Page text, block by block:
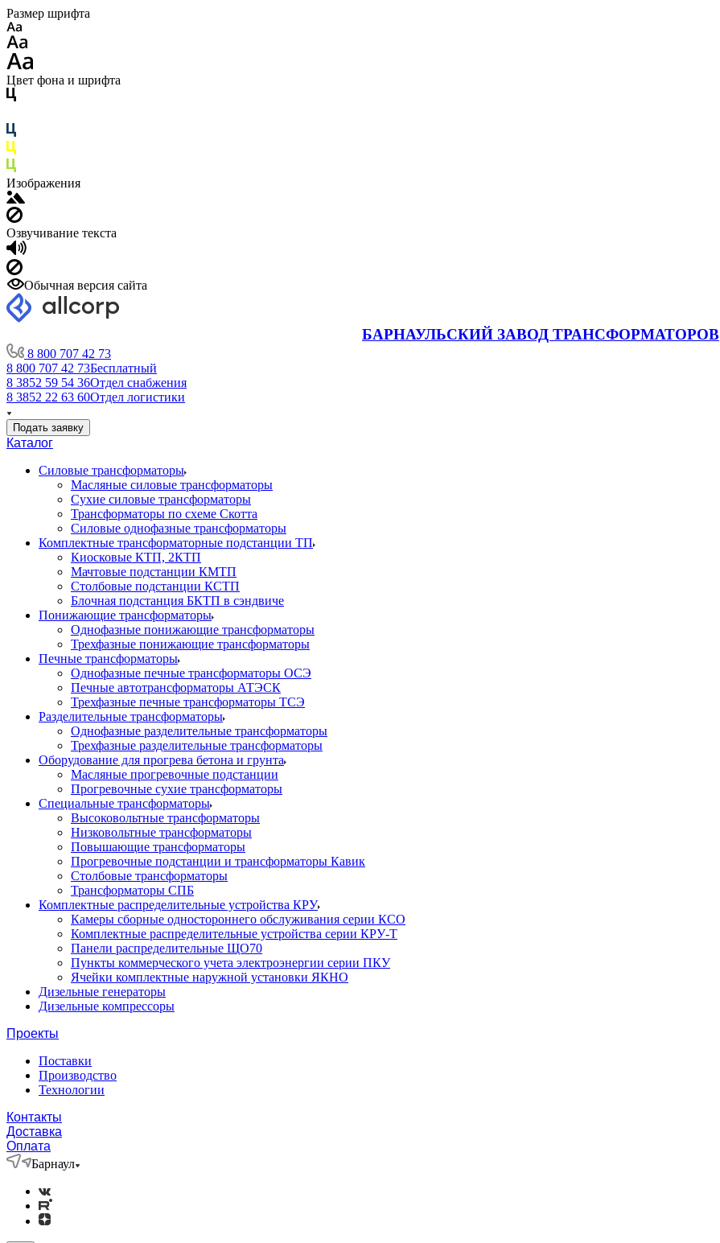
Размер шрифта
Цвет фона и шрифта
Изображения
Озвучивание текста
Обычная версия сайта
БАРНАУЛЬСКИЙ ЗАВОД ТРАНСФОРМАТОРОВ
8 800 707 42 73
8 800 707 42 73Бесплатный
8 3852 59 54 36Отдел снабжения
8 3852 22 63 60Отдел логистики
Подать заявку
Каталог
Силовые трансформаторы
Масляные силовые трансформаторы
Сухие силовые трансформаторы
Трансформаторы по схеме Скотта
Силовые однофазные трансформаторы
Комплектные трансформаторные подстанции ТП
Киосковые КТП, 2КТП
Мачтовые подстанции КМТП
Столбовые подстанции КСТП
Блочная подстанция БКТП в сэндвиче
Понижающие трансформаторы
Однофазные понижающие трансформаторы
Трехфазные понижающие трансформаторы
Печные трансформаторы
Однофазные печные трансформаторы ОСЭ
Печные автотрансформаторы АТЭСК
Трехфазные печные трансформаторы ТСЭ
Разделительные трансформаторы
Однофазные разделительные трансформаторы
Трехфазные разделительные трансформаторы
Оборудование для прогрева бетона и грунта
Масляные прогревочные подстанции
Прогревочные сухие трансформаторы
Специальные трансформаторы
Высоковольтные трансформаторы
Низковольтные трансформаторы
Повышающие трансформаторы
Прогревочные подстанции и трансформаторы Кавик
Столбовые трансформаторы
Трансформаторы СПБ
Комплектные распределительные устройства КРУ
Камеры сборные одностороннего обслуживания серии КСО
Комплектные распределительные устройства серии КРУ-Т
Панели распределительные ЩО70
Пункты коммерческого учета электроэнергии серии ПКУ
Ячейки комплектные наружной установки ЯКНО
Дизельные генераторы
Дизельные компрессоры
Проекты
Поставки
Производство
Технологии
Контакты
Доставка
Оплата
Барнаул